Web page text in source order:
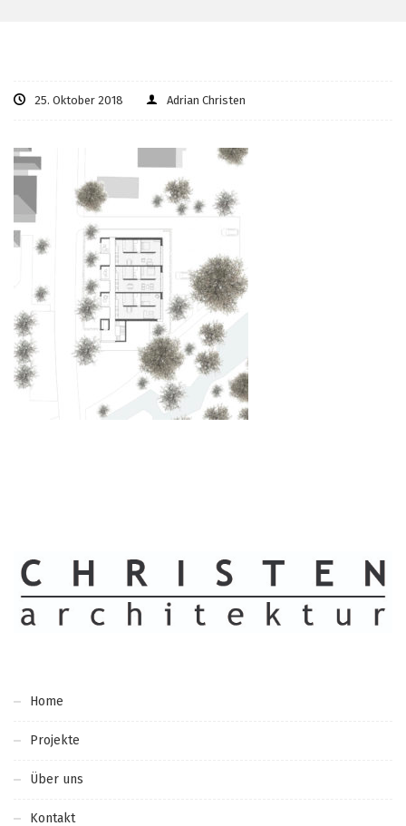
25. Oktober 2018 Adrian Christen
Home
Projekte
Über uns
Kontakt